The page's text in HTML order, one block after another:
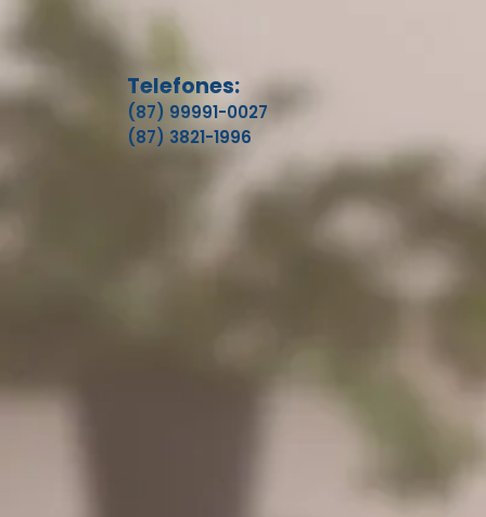
Telefones:
(87) 99991-0027
(87) 3821-1996